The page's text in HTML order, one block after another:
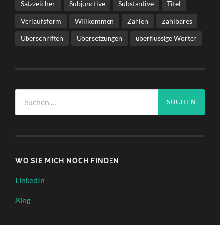
Satzzeichen Subjunctive Substantive Titel
Verlaufsform Willkommen Zahlen Zählbares
Überschriften Übersetzungen überflüssige Wörter
nach:
WO SIE MICH NOCH FINDEN
LinkedIn
Xing